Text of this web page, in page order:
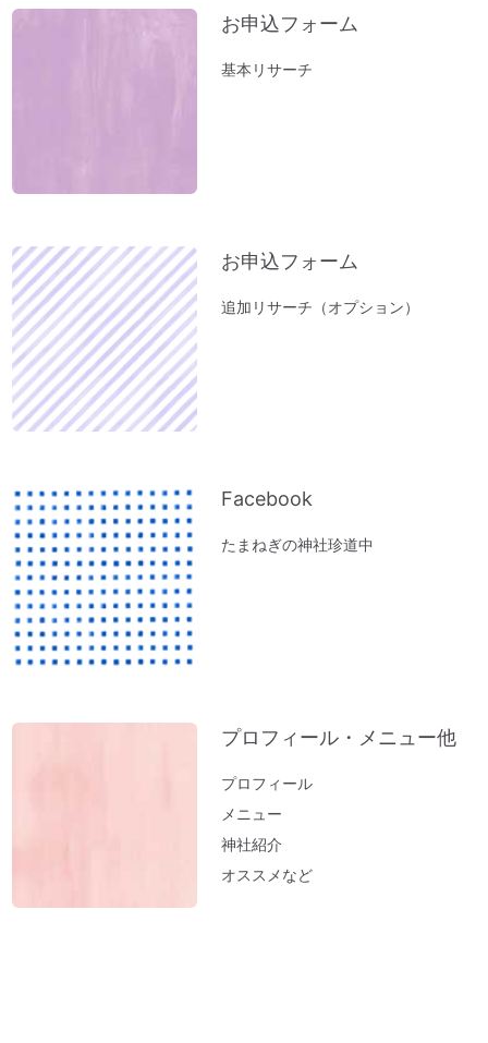
立春前に「断捨離」を。
お風呂（温泉）で開運しよう。
け」セミナー
オルゴール療法の音
「初詣」もいいけれど、年内に参拝するの
が吉。「年末詣」「大祓（おおはらえ）」
のススメ。
お寺を浄化する「お寺ヒーリング」はじめ
ました。
『限りある時間の使い方』～実家の断捨離
で思うこと
ペットヒーリング（お散歩コースに霊体さ
んがいるとフリーズするワンコ）
実家の断捨離（食器棚編）
神社のヒーリング（浄化）～山形・秋田の
実家の断捨離（冷蔵庫編）
「難」がないのは「無難な人生」
開運おそうじ（洗濯編）部屋干しのニオイ
医師が解説するオルゴール療法「ひびきが
お申込フォーム
基本リサーチ
お申込フォーム
追加リサーチ（オプション）
Facebook
たまねぎの神社珍道中
プロフィール・メニュー他
プロフィール
メニュー
神社紹介
オススメなど